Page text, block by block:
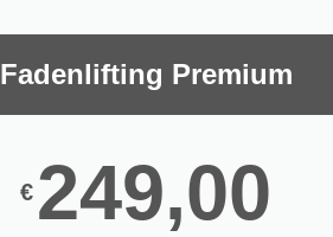
Fadenlifting Premium
€ 249,00